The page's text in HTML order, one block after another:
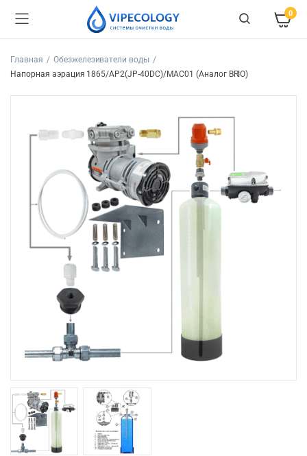
0
Главная
Обезжелезиватели воды
Напорная аэрация 1865/AP2(JP-40DC)/MAC01 (Аналог BRIO)